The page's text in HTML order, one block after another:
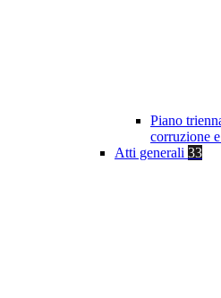
Piano
corruzione
Atti generali 33